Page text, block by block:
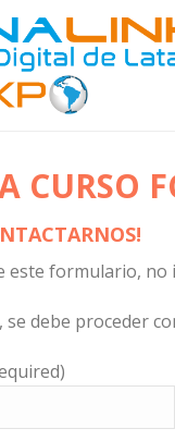
CURSO
este formulario,
debe proceder